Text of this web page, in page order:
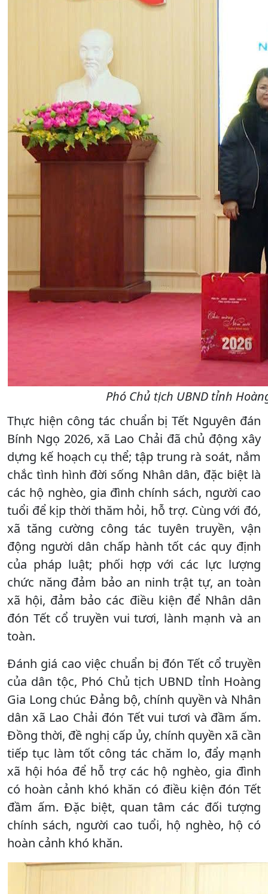
Phó Chủ tịch UBND tỉnh
Thực hiện công tác chuẩn bị Tết Nguyên đán
Bính Ngọ 2026, xã Lao Chải đã chủ động xây
dựng kế hoạch cụ thể; tập trung rà soát, nắm
chắc tình hình đời sống Nhân dân, đặc biệt là
các hộ nghèo, gia đình chính sách, người cao
tuổi để kịp thời thăm hỏi, hỗ trợ. Cùng với đó,
xã tăng cường công tác tuyên truyền, vận
động người dân chấp hành tốt các quy định
của pháp luật; phối hợp với các lực lượng
chức năng đảm bảo an ninh trật tự, an toàn
xã hội, đảm bảo các điều kiện để Nhân dân
đón Tết cổ truyền vui tươi, lành mạnh và an
toàn.
Đánh giá cao việc chuẩn bị đón Tết cổ truyền
của dân tộc, Phó Chủ tịch UBND tỉnh Hoàng
Gia Long chúc Đảng bộ, chính quyền và Nhân
dân xã Lao Chải đón Tết vui tươi và đầm ấm.
Đồng thời, đề nghị cấp ủy, chính quyền xã cần
tiếp tục làm tốt công tác chăm lo, đẩy mạnh
xã hội hóa để hỗ trợ các hộ nghèo, gia đình
có hoàn cảnh khó khăn có điều kiện đón Tết
đầm ấm. Đặc biệt, quan tâm các đối tượng
chính sách, người cao tuổi, hộ nghèo, hộ có
hoàn cảnh khó khăn.